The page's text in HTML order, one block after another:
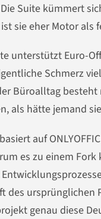
Suite kümmert
sie eher Motor als
unterstützt Euro-
Schmerz
Büroalltag
als hätte jemand
auf
es zu einem
des ursprünglichen
genau diese